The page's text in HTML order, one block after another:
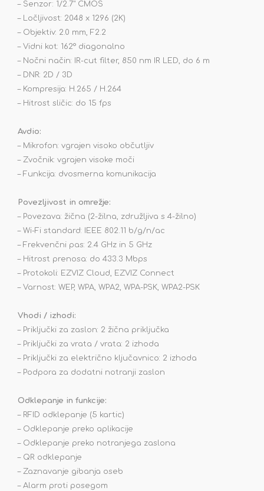
– Senzor: 1/2.7" CMOS
– Ločljivost: 2048 x 1296 (2K)
– Objektiv: 2.0 mm, F2.2
– Vidni kot: 162° diagonalno
– Nočni način: IR-cut filter, 850 nm IR LED, do 6 m
– DNR: 2D / 3D
– Kompresija: H.265 / H.264
– Hitrost sličic: do 15 fps
Avdio:
– Mikrofon: vgrajen visoko občutljiv
– Zvočnik: vgrajen visoke moči
– Funkcija: dvosmerna komunikacija
Povezljivost in omrežje:
– Povezava: žična (2-žilna, združljiva s 4-žilno)
– Wi-Fi standard: IEEE 802.11 b/g/n/ac
– Frekvenčni pas: 2.4 GHz in 5 GHz
– Hitrost prenosa: do 433.3 Mbps
– Protokoli: EZVIZ Cloud, EZVIZ Connect
– Varnost: WEP, WPA, WPA2, WPA-PSK, WPA2-PSK
Vhodi / izhodi:
– Priključki za zaslon: 2 žična priključka
– Priključki za vrata / vrata: 2 izhoda
– Priključki za električno ključavnico: 2 izhoda
– Podpora za dodatni notranji zaslon
Odklepanje in funkcije:
– RFID odklepanje (5 kartic)
– Odklepanje preko aplikacije
– Odklepanje preko notranjega zaslona
– QR odklepanje
– Zaznavanje gibanja oseb
– Alarm proti posegom